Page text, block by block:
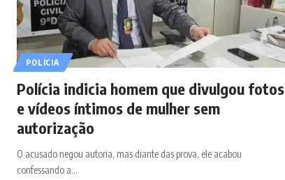
POLÍCIA
Polícia indicia homem que divulgou fotos
e vídeos íntimos de mulher sem
autorização
O acusado negou autoria, mas diante das prova, ele acabou
confessando a…